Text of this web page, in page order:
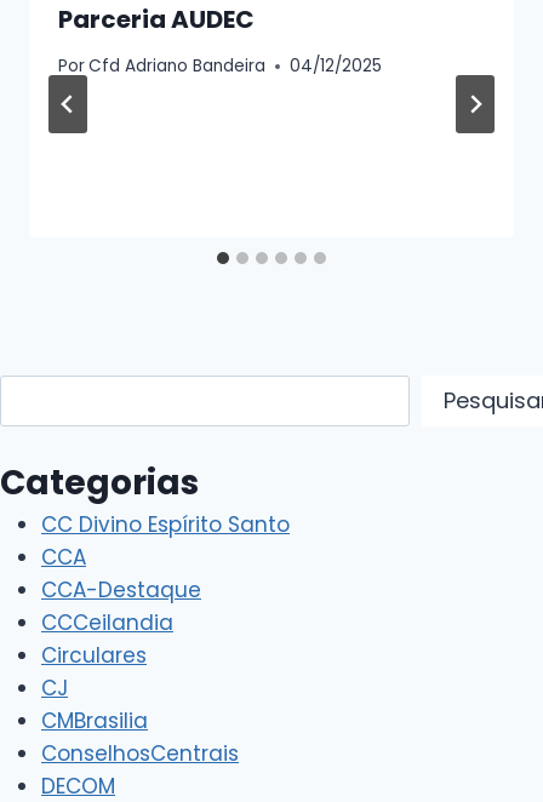
Parceria AUDEC
PorCfd Adriano Bandeira 04/12/2025
Categorias
CC Divino Espírito Santo
CCA
CCA-Destaque
CCCeilandia
Circulares
CJ
CMBrasilia
ConselhosCentrais
DECOM